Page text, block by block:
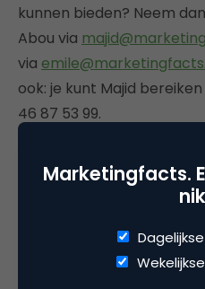
kunnen bieden? Neem
Abou via
via
ook: je kunt Majid
46 87 53 99.
Marketingfacts.